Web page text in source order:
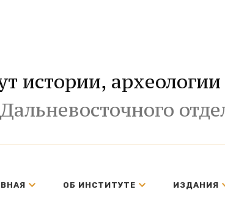
истории,
Дальневосточного
ОБ ИНСТИТУТЕ ИЗДАНИЯ